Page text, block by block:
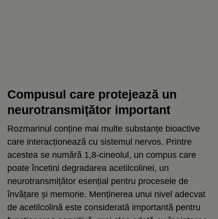
Compusul care protejează un
neurotransmițător important
Rozmarinul conține mai multe substanțe bioactive
care interacționează cu sistemul nervos. Printre
acestea se numără 1,8-cineolul, un compus care
poate încetini degradarea acetilcolinei, un
neurotransmițător esențial pentru procesele de
învățare și memorie. Menținerea unui nivel adecvat
de acetilcolină este considerată importantă pentru